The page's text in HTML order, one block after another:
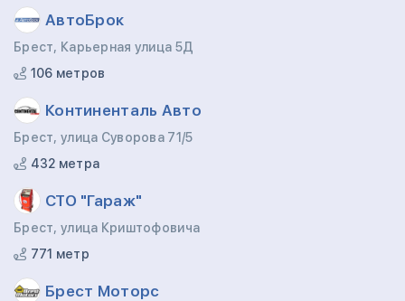
АвтоБрок
Брест, Карьерная улица 5Д
106 метров
Континенталь Авто
Брест, улица Суворова 71/5
432 метра
СТО "Гараж"
Брест, улица Криштофовича
771 метр
Брест Моторс